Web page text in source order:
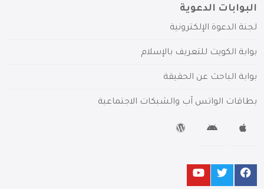
البوابات الدعوية
لجنة الدعوة الإلكترونية
بوابة الكويت للتعريف بالإسلام
بوابة الباحث عن الحقيقة
بطاقات الواتس آب والشبكات الاجتماعية